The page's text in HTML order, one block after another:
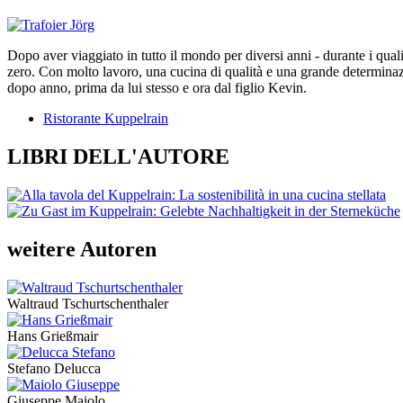
Dopo aver viaggiato in tutto il mondo per diversi anni - durante i
zero. Con molto lavoro, una cucina di qualità e una grande
dopo anno, prima da lui stesso e ora dal figlio Kevin.
Ristorante Kuppelrain
LIBRI DELL'AUTORE
weitere Autoren
Waltraud Tschurtschenthaler
Hans Grießmair
Stefano Delucca